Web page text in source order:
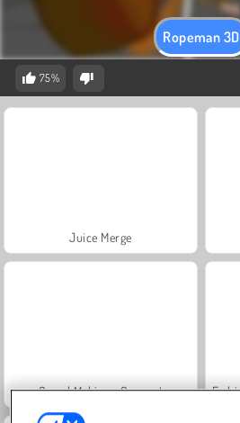
Ropeman 3D
75%
Juice Merge
Grand Mahjong Connect